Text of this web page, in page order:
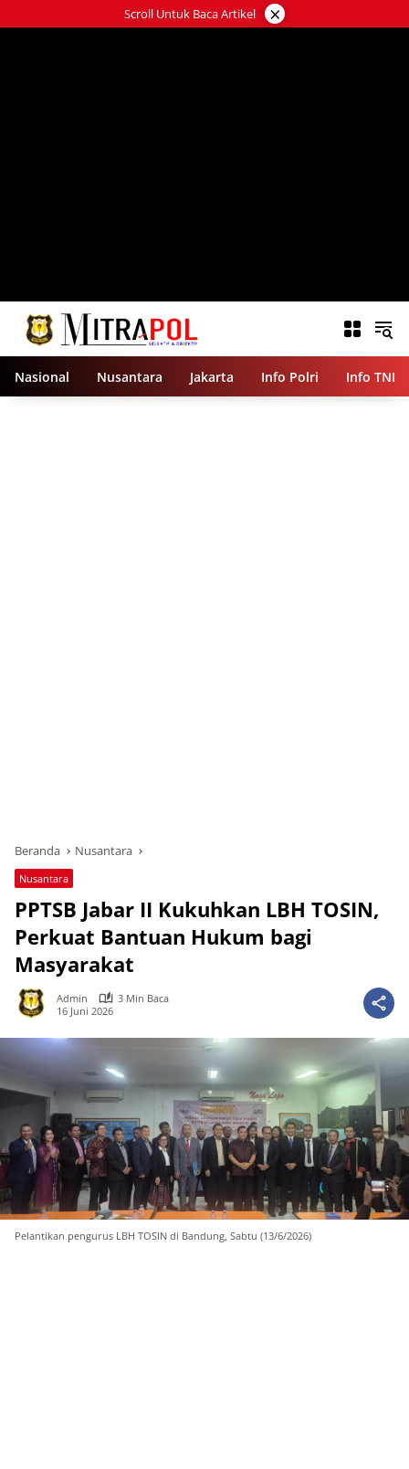
ke
Scroll Untuk Baca Artikel ×
Nasional Nusantara Jakarta Info Polri Info TNI
Beranda Nusantara
Nusantara
PPTSB Jabar II Kukuhkan LBH TOSIN,
Perkuat Bantuan Hukum bagi
Masyarakat
Admin
3 Min Baca
16 Juni 2026
Pelantikan pengurus LBH TOSIN di Bandung, Sabtu (13/6/2026)